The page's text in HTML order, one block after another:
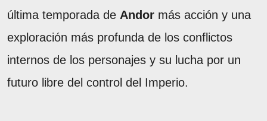
última temporada de Andor más acción y una
exploración más profunda de los conflictos
internos de los personajes y su lucha por un
futuro libre del control del Imperio.